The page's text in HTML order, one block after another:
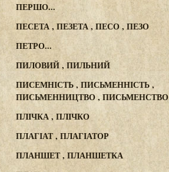
ПЕРШО...
ПЕСЕТА , ПЕЗЕТА , ПЕСО , ПЕЗО
ПЕТРО...
ПИЛОВИЙ , ПИЛЬНИЙ
ПИСЕМНІСТЬ , ПИСЬМЕННІСТЬ ,
ПИСЬМЕННИЦТВО , ПИСЬМЕНСТВО
ПЛІЧКА , ПЛІЧКО
ПЛАГІАТ , ПЛАГІАТОР
ПЛАНШЕТ , ПЛАНШЕТКА